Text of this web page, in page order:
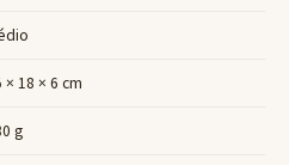
× 18 × 6 cm
g